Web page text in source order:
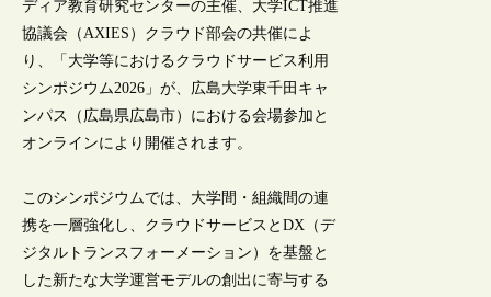
ディア教育研究センターの主催、大学ICT推進
協議会（AXIES）クラウド部会の共催によ
り、「大学等におけるクラウドサービス利用
シンポジウム2026」が、広島大学東千田キャ
ンパス（広島県広島市）における会場参加と
オンラインにより開催されます。
このシンポジウムでは、大学間・組織間の連
携を一層強化し、クラウドサービスとDX（デ
ジタルトランスフォーメーション）を基盤と
した新たな大学運営モデルの創出に寄与する